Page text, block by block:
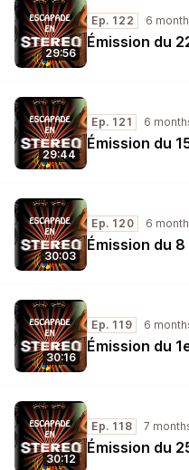
29:56
Ep. 122 6
Émission du
29:44
Ep. 121 6
Émission du
30:03
Ep. 120 6
Émission du
30:16
Ep. 119 6
Émission du
30:12
Ep. 118 7
Émission du